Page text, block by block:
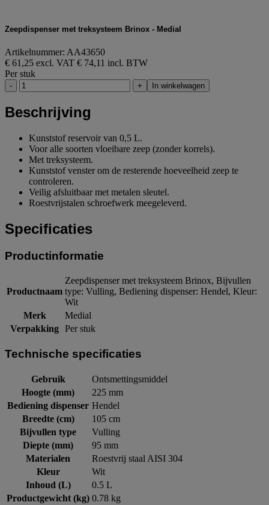
Zeepdispenser met treksysteem Brinox - Medial
Artikelnummer: AA43650
€ 61,25 excl. VAT € 74,11 incl. BTW
Per stuk
- + In winkelwagen
Beschrijving
Kunststof reservoir van 0,5 L.
Voor alle soorten vloeibare zeep (zonder korrels).
Met treksysteem.
Kunststof venster om de resterende hoeveelheid zeep te
controleren.
Veilig afsluitbaar met metalen sleutel.
Roestvrijstalen schroefwerk meegeleverd.
Specificaties
Productinformatie
Productnaam
Zeepdispenser met treksysteem Brinox, Bijvullen
type: Vulling, Bediening dispenser: Hendel, Kleur:
Wit
Merk
Medial
Verpakking Per stuk
Technische specificaties
Gebruik
Ontsmettingsmiddel
Hoogte (mm)
225 mm
Bediening dispenser Hendel
Breedte (cm)
105 cm
Bijvullen type
Vulling
Diepte (mm)
95 mm
Materialen
Roestvrij staal AISI 304
Kleur
Wit
Inhoud (L)
0.5 L
Productgewicht (kg) 0.78 kg